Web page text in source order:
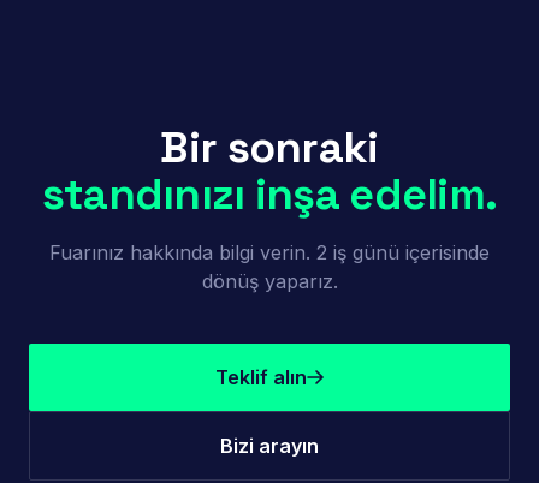
Bir sonraki
standınızı inşa edelim.
Fuarınız hakkında bilgi verin. 2 iş günü içerisinde
dönüş yaparız.
Teklif alın
Bizi arayın